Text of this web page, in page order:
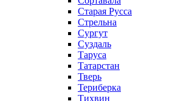
Старая Русса
Стрельна
Сургут
Суздаль
Таруса
Татарстан
Тверь
Териберка
Тихвин